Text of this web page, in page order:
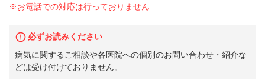
※お電話での対応は行っておりません
必ずお読みください
病気に関するご相談や各医院への個別のお問い合わせ・紹介な
どは受け付けておりません。